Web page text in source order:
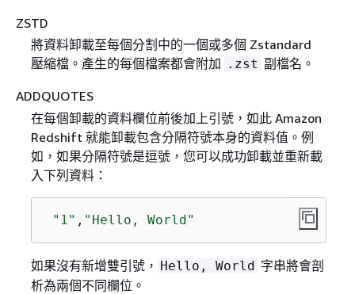
ZSTD
將資料卸載至每個分割中的一個或多個 Zstandard
壓縮檔。產生的每個檔案都會附加 .zst 副檔名。
ADDQUOTES
在每個卸載的資料欄位前後加上引號，如此 Amazon
Redshift 就能卸載包含分隔符號本身的資料值。例
如，如果分隔符號是逗號，您可以成功卸載並重新載
入下列資料：
"1" , "Hello, World"
如果沒有新增雙引號， Hello, World 字串將會剖
析為兩個不同欄位。